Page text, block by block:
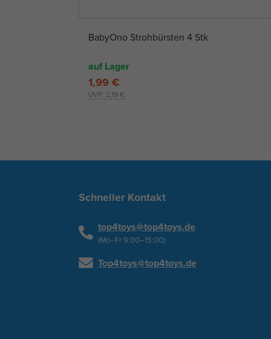
BabyOno Strohbürsten 4 Stk
auf Lager
UVP: 2,19 €
1,99 €
Schneller Kontakt
top4toys@top4toys.de
(Mo–Fr 9:00–15:00)
Top4toys@top4toys.de